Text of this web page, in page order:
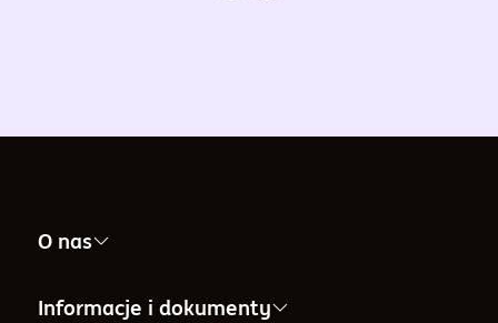
O nas
Nasza firma
Informacje i dokumenty